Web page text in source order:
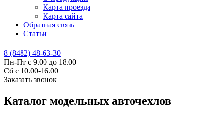
Карта проезда
Карта сайта
Обратная связь
Статьи
8 (8482) 48-63-30
Пн-Пт с 9.00 до 18.00
Сб с 10.00-16.00
Заказать звонок
Каталог модельных авточехлов